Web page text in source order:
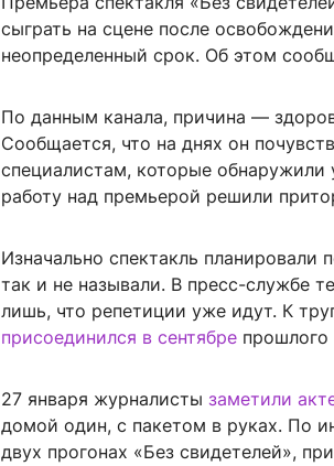
сыграть на сцене после
неопределенный срок. Об этом
По данным канала, причина —
Сообщается, что на днях он
специалистам, которые
работу над премьерой решили
Изначально спектакль планировали
так и не называли. В пресс-службе
лишь, что репетиции уже идут. К
присоединился в сентябре прошлого
27 января журналисты заметили
домой один, с пакетом в руках. По
двух прогонах «Без свидетелей»,